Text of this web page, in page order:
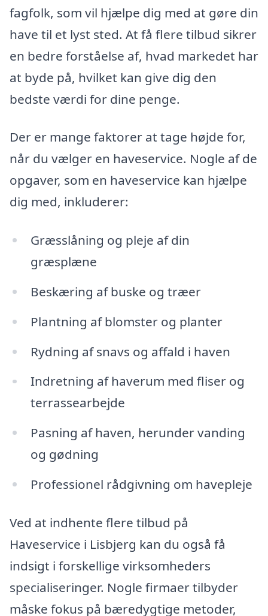
fagfolk, som vil hjælpe dig med at gøre din
have til et lyst sted. At få flere tilbud sikrer
en bedre forståelse af, hvad markedet har
at byde på, hvilket kan give dig den
bedste værdi for dine penge.
Der er mange faktorer at tage højde for,
når du vælger en haveservice. Nogle af de
opgaver, som en haveservice kan hjælpe
dig med, inkluderer:
Græsslåning og pleje af din
græsplæne
Beskæring af buske og træer
Plantning af blomster og planter
Rydning af snavs og affald i haven
Indretning af haverum med fliser og
terrassearbejde
Pasning af haven, herunder vanding
og gødning
Professionel rådgivning om havepleje
Ved at indhente flere tilbud på
Haveservice i Lisbjerg kan du også få
indsigt i forskellige virksomheders
specialiseringer. Nogle firmaer tilbyder
måske fokus på bæredygtige metoder,